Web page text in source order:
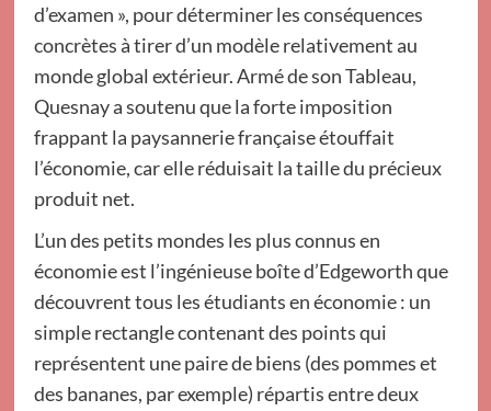
d’examen », pour déterminer les conséquences
concrètes à tirer d’un modèle relativement au
monde global extérieur. Armé de son Tableau,
Quesnay a soutenu que la forte imposition
frappant la paysannerie française étouffait
l’économie, car elle réduisait la taille du précieux
produit net.
L’un des petits mondes les plus connus en
économie est l’ingénieuse boîte d’Edgeworth que
découvrent tous les étudiants en économie : un
simple rectangle contenant des points qui
représentent une paire de biens (des pommes et
des bananes, par exemple) répartis entre deux